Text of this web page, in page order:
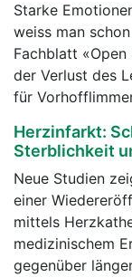
Starke
weiss man
Fachblatt
der Verlust des
für
Herzinfarkt:
Sterblichkeit
Neue Studien
einer
mittels
medizinischem
gegenüber